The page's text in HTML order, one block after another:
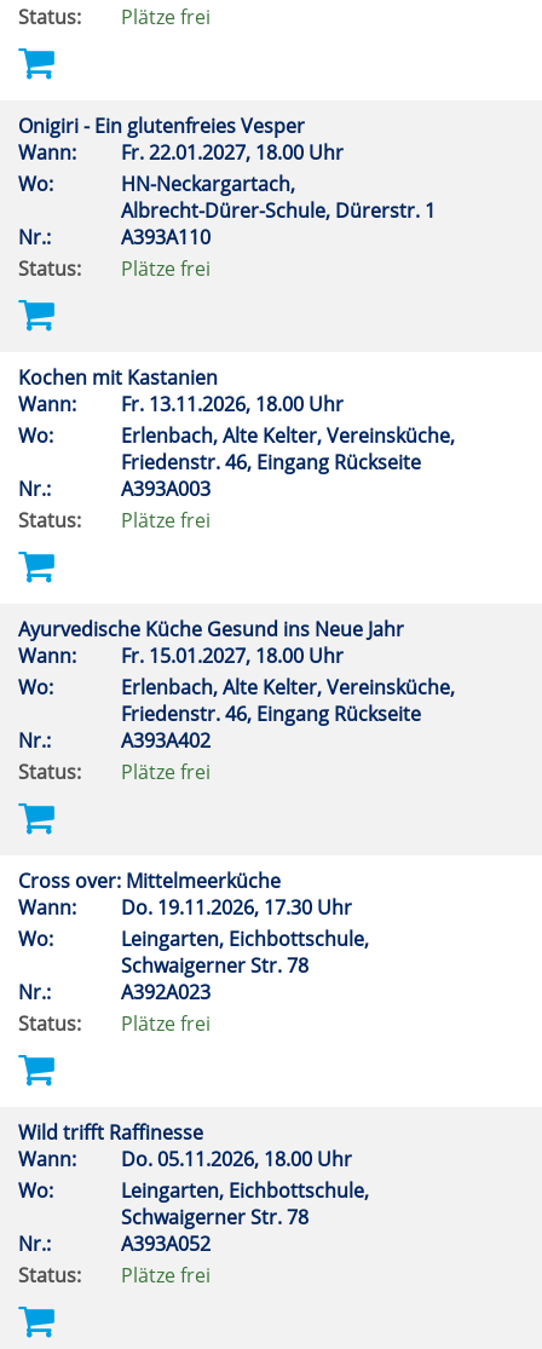
Status:
Plätze frei
Onigiri - Ein glutenfreies Vesper
Wann:
Fr.22.01.2027, 18.00 Uhr
Wo:
HN-Neckargartach,
Albrecht-Dürer-Schule, Dürerstr. 1
Nr.:
A393A110
Status:
Plätze frei
Kochen mit Kastanien
Wann:
Fr. 13.11.2026, 18.00 Uhr
Wo:
Erlenbach, Alte Kelter, Vereinsküche,
Friedenstr. 46, Eingang Rückseite
Nr.:
A393A003
Status:
Plätze frei
Ayurvedische Küche Gesund ins Neue Jahr
Wann:
Fr. 15.01.2027, 18.00 Uhr
Wo:
Erlenbach, Alte Kelter, Vereinsküche,
Friedenstr. 46, Eingang Rückseite
Nr.:
A393A402
Status:
Plätze frei
Cross over: Mittelmeerküche
Wann:
Do. 19.11.2026, 17.30 Uhr
Wo:
Leingarten, Eichbottschule,
Schwaigerner Str. 78
Nr.:
A392A023
Status:
Plätze frei
Wild trifft Raffinesse
Wann:
Do.05.11.2026, 18.00 Uhr
Wo:
Leingarten, Eichbottschule,
Schwaigerner Str. 78
Nr.:
A393A052
Status:
Plätze frei